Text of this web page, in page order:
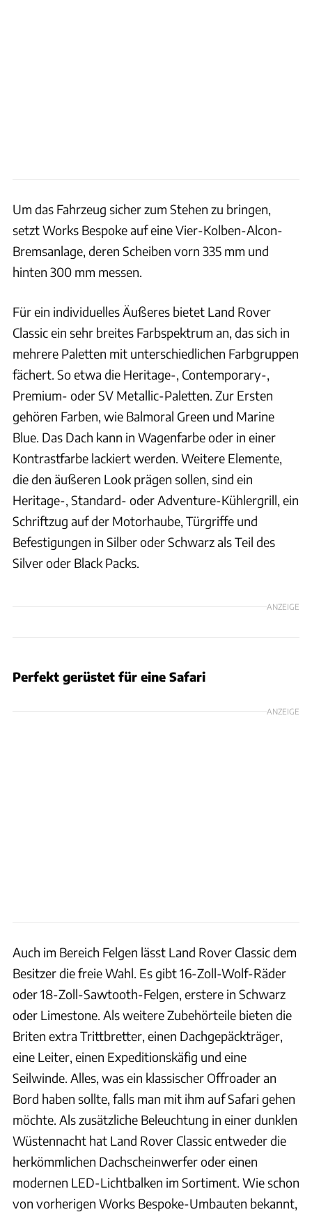
Um das Fahrzeug sicher zum Stehen zu bringen,
setzt Works Bespoke auf eine Vier-Kolben-Alcon-
Bremsanlage, deren Scheiben vorn 335 mm und
hinten 300 mm messen.
Für ein individuelles Äußeres bietet Land Rover
Classic ein sehr breites Farbspektrum an, das sich in
mehrere Paletten mit unterschiedlichen Farbgruppen
fächert. So etwa die Heritage-, Contemporary-,
Premium- oder SV Metallic-Paletten. Zur Ersten
gehören Farben, wie Balmoral Green und Marine
Blue. Das Dach kann in Wagenfarbe oder in einer
Kontrastfarbe lackiert werden. Weitere Elemente,
die den äußeren Look prägen sollen, sind ein
Heritage-, Standard- oder Adventure-Kühlergrill, ein
Schriftzug auf der Motorhaube, Türgriffe und
Befestigungen in Silber oder Schwarz als Teil des
Silver oder Black Packs.
ANZEIGE
Perfekt gerüstet für eine Safari
ANZEIGE
Auch im Bereich Felgen lässt Land Rover Classic dem
Besitzer die freie Wahl. Es gibt 16-Zoll-Wolf-Räder
oder 18-Zoll-Sawtooth-Felgen, erstere in Schwarz
oder Limestone. Als weitere Zubehörteile bieten die
Briten extra Trittbretter, einen Dachgepäckträger,
eine Leiter, einen Expeditionskäfig und eine
Seilwinde. Alles, was ein klassischer Offroader an
Bord haben sollte, falls man mit ihm auf Safari gehen
möchte. Als zusätzliche Beleuchtung in einer dunklen
Wüstennacht hat Land Rover Classic entweder die
herkömmlichen Dachscheinwerfer oder einen
modernen LED-Lichtbalken im Sortiment. Wie schon
von vorherigen Works Bespoke-Umbauten bekannt,